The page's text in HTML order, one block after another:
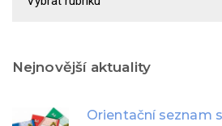
rok
Nejnovější aktuality
Orientační seznam